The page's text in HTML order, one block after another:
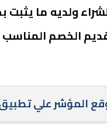
ولديه ما يثبت
الخصم المناسب
المؤشر علي